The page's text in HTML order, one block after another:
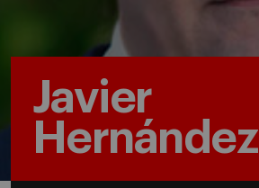
Javier
Hernández